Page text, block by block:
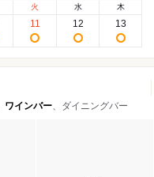
火
11
水
12
木
13
ワインバー、ダイニングバー